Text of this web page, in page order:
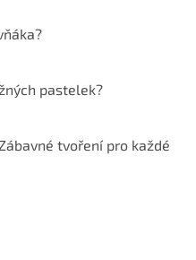
pastelek?
tvoření pro každé